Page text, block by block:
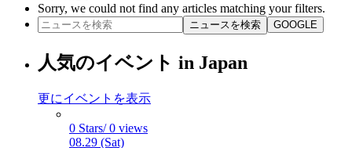
Sorry, we could not find any articles matching your filters.
ニュースを検索 GOOGLE
人気のイベント in Japan
更にイベントを表示
0 Stars/ 0 views
08.29 (Sat)